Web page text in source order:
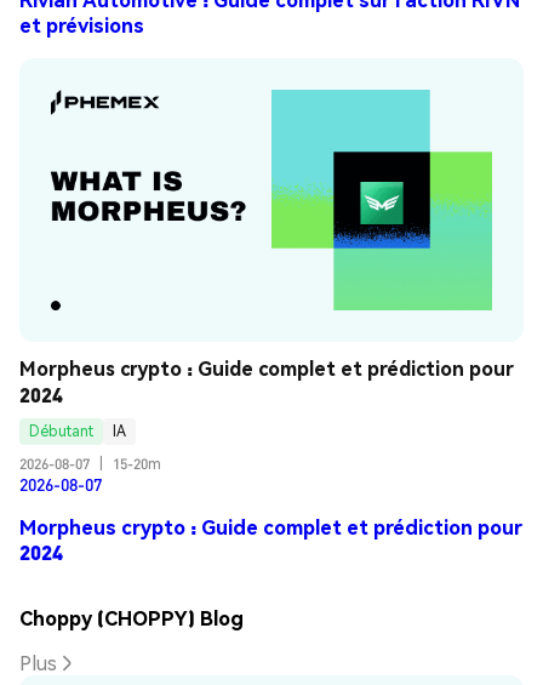
et prévisions
Morpheus crypto : Guide complet et prédiction pour
2024
Débutant
IA
2026-08-07
15-20m
2026-08-07
Morpheus crypto : Guide complet et prédiction pour
2024
Choppy (CHOPPY) Blog
Plus